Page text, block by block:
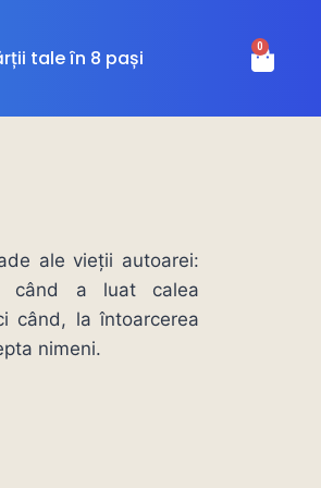
tale în 8 pași 0
ale vieții autoarei:
când a luat calea
când, la întoarcerea
nimeni.